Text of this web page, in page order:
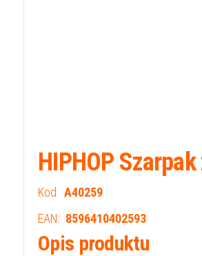
HIPHOP
Kod: A40259
EAN: 8596410402593
Opis produktu